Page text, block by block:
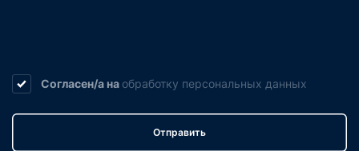
Согласен/а на обработку персональных данных
Отправить